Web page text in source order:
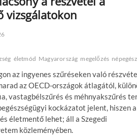
vizsgálatokon
életmód Magyarország megelőzés
az ingyenes szűréseken való
az OECD-országok átlagától,
vastagbélszűrés és méhnyakszűrés
kockázatot jelent, hiszen a
életmentő lehet; áll a Szegedi
közleményében.